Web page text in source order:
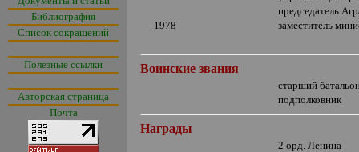
Библиография
Список сокращений
Полезные ссылки
Авторская страница
Почта
председатель
- 1978
заместитель
Воинские звания
старший
подполковник
Награды
2 орд. Ленина